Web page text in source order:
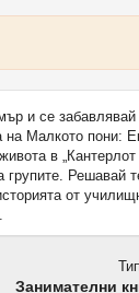
и се забавлявай
на Малкото пони:
в
групите. Решавай
от
Занимателни